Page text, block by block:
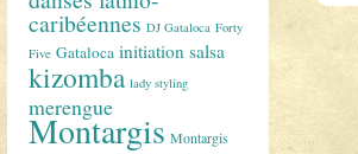
caribéennes DJ Gataloca Forty
Five Gataloca initiation salsa
kizomba lady styling
merengue
Montargis Montargis